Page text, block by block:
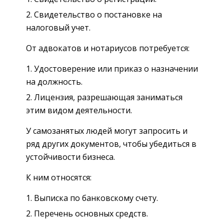
Свидетельство о постановке на
налоговый учет.
От адвокатов и нотариусов потребуется:
Удостоверение или приказ о назначении
на должность.
Лицензия, разрешающая заниматься
этим видом деятельности.
У самозанятых людей могут запросить и
ряд других документов, чтобы убедиться в
устойчивости бизнеса.
К ним относятся:
Выписка по банковскому счету.
Перечень основных средств.